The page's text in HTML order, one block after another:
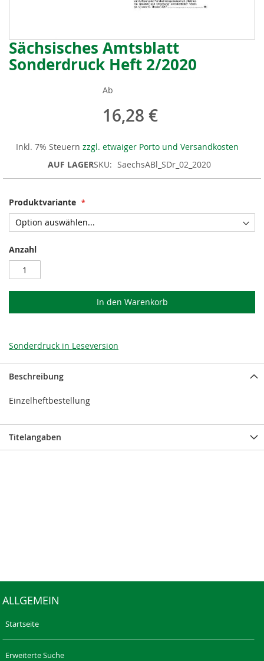
Sächsisches Amtsblatt
Sonderdruck Heft 2/2020
Ab
16,28 €
Inkl. 7% Steuern zzgl. etwaiger Porto und Versandkosten
AUF LAGERSKU SaechsABl_SDr_02_2020
Produktvariante
Anzahl
In den Warenkorb
Sonderdruck in Leseversion
Zum
Anfang
der
Beschreibung
Einzelheftbestellung
Titelangaben
ALLGEMEIN
Startseite
Erweiterte Suche